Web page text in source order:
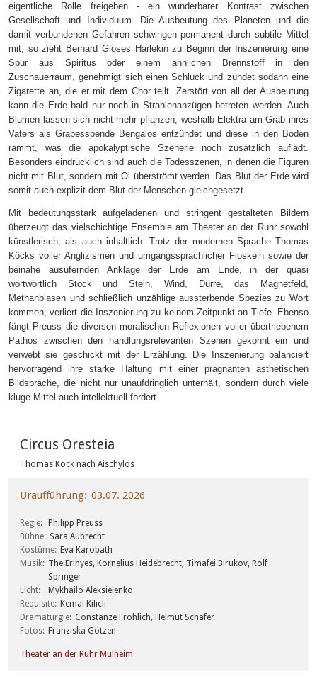
eigentliche Rolle freigeben - ein wunderbarer Kontrast zwischen
Gesellschaft und Individuum. Die Ausbeutung des Planeten und die
damit verbundenen Gefahren schwingen permanent durch subtile Mittel
mit; so zieht Bernard Gloses Harlekin zu Beginn der Inszenierung eine
Spur aus Spiritus oder einem ähnlichen Brennstoff in den
Zuschauerraum, genehmigt sich einen Schluck und zündet sodann eine
Zigarette an, die er mit dem Chor teilt. Zerstört von all der Ausbeutung
kann die Erde bald nur noch in Strahlenanzügen betreten werden. Auch
Blumen lassen sich nicht mehr pflanzen, weshalb Elektra am Grab ihres
Vaters als Grabesspende Bengalos entzündet und diese in den Boden
rammt, was die apokalyptische Szenerie noch zusätzlich auflädt.
Besonders eindrücklich sind auch die Todesszenen, in denen die Figuren
nicht mit Blut, sondern mit Öl überströmt werden. Das Blut der Erde wird
somit auch explizit dem Blut der Menschen gleichgesetzt.
Mit bedeutungsstark aufgeladenen und stringent gestalteten Bildern
überzeugt das vielschichtige Ensemble am Theater an der Ruhr sowohl
künstlerisch, als auch inhaltlich. Trotz der modernen Sprache Thomas
Köcks voller Anglizismen und umgangssprachlicher Floskeln sowie der
beinahe ausufernden Anklage der Erde am Ende, in der quasi
wortwörtlich Stock und Stein, Wind, Dürre, das Magnetfeld,
Methanblasen und schließlich unzählige aussterbende Spezies zu Wort
kommen, verliert die Inszenierung zu keinem Zeitpunkt an Tiefe. Ebenso
fängt Preuss die diversen moralischen Reflexionen voller übertriebenem
Pathos zwischen den handlungsrelevanten Szenen gekonnt ein und
verwebt sie geschickt mit der Erzählung. Die Inszenierung balanciert
hervorragend ihre starke Haltung mit einer prägnanten ästhetischen
Bildsprache, die nicht nur unaufdringlich unterhält, sondern durch viele
kluge Mittel auch intellektuell fordert.
Circus Oresteia
Thomas Köck nach Aischylos
Uraufführung 03.07. 2026
Regie
Philipp Preuss
Bühne
Sara Aubrecht
Kostüme Eva Karobath
Musik
The Erinyes, Kornelius Heidebrecht, Timafei Birukov, Rolf
Springer
Licht
Mykhailo Aleksieienko
Requisite Kemal Kilicli
Dramaturgie
Constanze Fröhlich, Helmut Schäfer
Fotos Franziska Götzen
Theater an der Ruhr Mülheim